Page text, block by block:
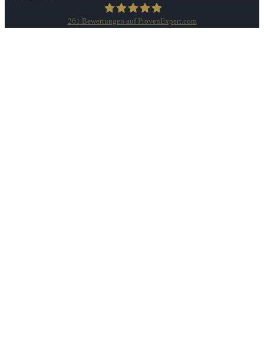
261 Bewertungen auf ProvenExpert.com